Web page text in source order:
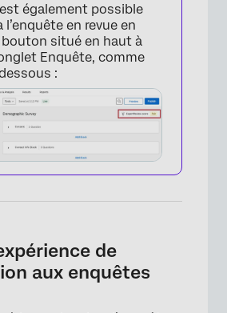
également possible
l’enquête en revue en
situé en haut à
Enquête, comme
:
de
aux enquêtes